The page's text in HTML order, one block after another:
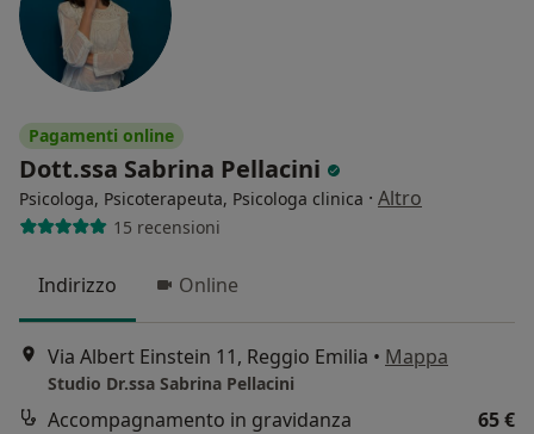
Pagamenti online
Dott.ssa Sabrina Pellacini
Psicologa, Psicoterapeuta, Psicologa clinica · Altro
15 recensioni
Indirizzo Online
Via Albert Einstein 11, Reggio Emilia • Mappa
Studio Dr.ssa Sabrina Pellacini
Accompagnamento in gravidanza
65 €